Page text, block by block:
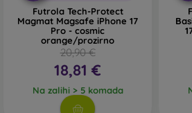
Futrola Tech-Protect
Magmat Magsafe iPhone 17
Pro - cosmic
orange/prozirno
20,90 €
18,81 €
Na zalihi > 5 komada